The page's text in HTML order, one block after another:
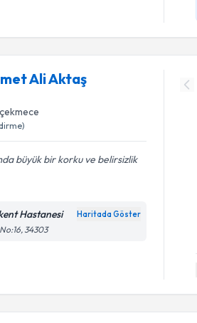
Ali Aktaş
büyük bir korku ve belirsizlik
Hastanesi Haritada Göster
34303